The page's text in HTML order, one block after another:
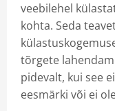
veebilehel
kohta. Seda
tõrgete
pidevalt, kui see
eesmärki või ei